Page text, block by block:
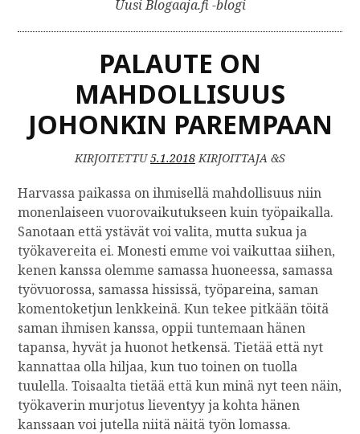
Uusi Blogaaja.fi -blogi
PALAUTE ON
MAHDOLLISUUS
JOHONKIN PAREMPAAN
KIRJOITETTU5.1.2018KIRJOITTAJA &S
Harvassa paikassa on ihmisellä mahdollisuus niin
monenlaiseen vuorovaikutukseen kuin työpaikalla.
Sanotaan että ystävät voi valita, mutta sukua ja
työkavereita ei. Monesti emme voi vaikuttaa siihen,
kenen kanssa olemme samassa huoneessa, samassa
työvuorossa, samassa hississä, työpareina, saman
komentoketjun lenkkeinä. Kun tekee pitkään töitä
saman ihmisen kanssa, oppii tuntemaan hänen
tapansa, hyvät ja huonot hetkensä. Tietää että nyt
kannattaa olla hiljaa, kun tuo toinen on tuolla
tuulella. Toisaalta tietää että kun minä nyt teen näin,
työkaverin murjotus lieventyy ja kohta hänen
kanssaan voi jutella niitä näitä työn lomassa.